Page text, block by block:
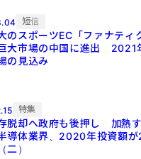
短信
のスポーツEC「ファナティ
大市場の中国に進出 2021
の見込み
特集
脱却へ政府も後押し 加熱
導体業界、2020年投資額が
二）